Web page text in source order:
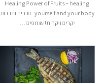
Healing Power of Fruits – healing
yourself and your body חברים וחברות
יקרים ויקרות! שותפים …